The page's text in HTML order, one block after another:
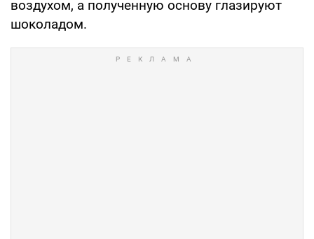
воздухом, а полученную основу глазируют
шоколадом.